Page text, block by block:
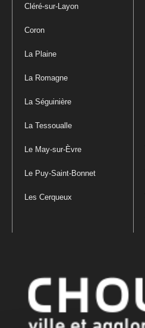
Cléré-sur-Layon
Coron
La Plaine
La Romagne
La Séguinière
La Tessoualle
Le May-sur-Èvre
Le Puy-Saint-Bonnet
Les Cerqueux